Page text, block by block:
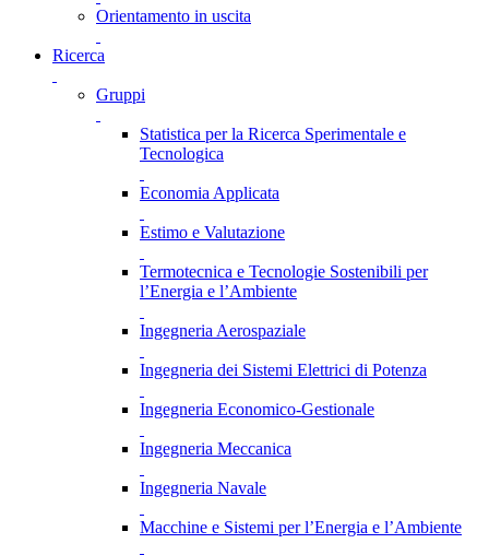
Orientamento in uscita
Ricerca
Gruppi
Statistica per la Ricerca Sperimentale e
Tecnologica
Economia Applicata
Estimo e Valutazione
Termotecnica e Tecnologie Sostenibili per
l’Energia e l’Ambiente
Ingegneria Aerospaziale
Ingegneria dei Sistemi Elettrici di Potenza
Ingegneria Economico-Gestionale
Ingegneria Meccanica
Ingegneria Navale
Macchine e Sistemi per l’Energia e l’Ambiente